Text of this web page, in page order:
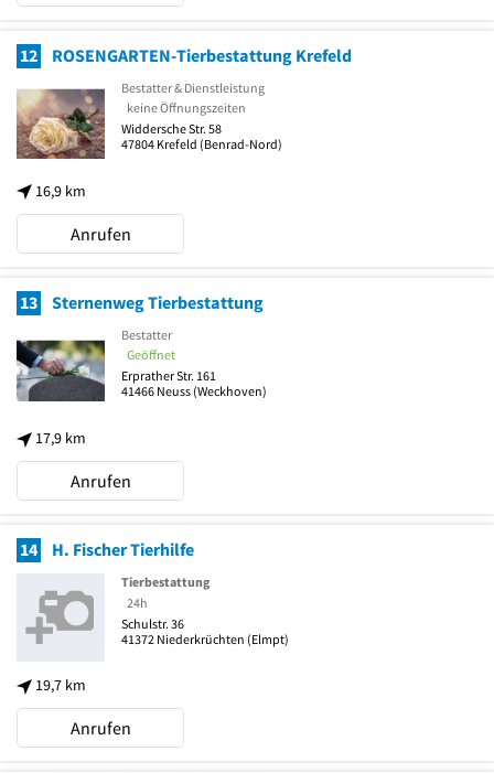
12 ROSENGARTEN-Tierbestattung Krefeld
16,9 km
Bestatter & Dienstleistung
keine Öffnungszeiten
Widdersche Str. 58
47804 Krefeld (Benrad-Nord)
Anrufen
13 Sternenweg Tierbestattung
17,9 km
Bestatter
Geöffnet
Erprather Str. 161
41466 Neuss (Weckhoven)
Anrufen
14 H. Fischer Tierhilfe
19,7 km
Tierbestattung
24h
Schulstr. 36
41372 Niederkrüchten (Elmpt)
Anrufen